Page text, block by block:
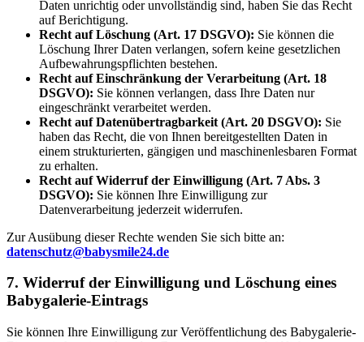
Daten unrichtig oder unvollständig sind, haben Sie das Recht
auf Berichtigung.
Recht auf Löschung (Art. 17 DSGVO): Sie können die
Löschung Ihrer Daten verlangen, sofern keine gesetzlichen
Aufbewahrungspflichten bestehen.
Recht auf Einschränkung der Verarbeitung (Art. 18
DSGVO): Sie können verlangen, dass Ihre Daten nur
eingeschränkt verarbeitet werden.
Recht auf Datenübertragbarkeit (Art. 20 DSGVO): Sie
haben das Recht, die von Ihnen bereitgestellten Daten in
einem strukturierten, gängigen und maschinenlesbaren Format
zu erhalten.
Recht auf Widerruf der Einwilligung (Art. 7 Abs. 3
DSGVO): Sie können Ihre Einwilligung zur
Datenverarbeitung jederzeit widerrufen.
Zur Ausübung dieser Rechte wenden Sie sich bitte an:
datenschutz@babysmile24.de
7. Widerruf der Einwilligung und Löschung eines
Babygalerie-Eintrags
Sie können Ihre Einwilligung zur Veröffentlichung des Babygalerie-